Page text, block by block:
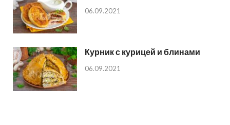
06.09.2021
Курник с курицей и блинами
06.09.2021